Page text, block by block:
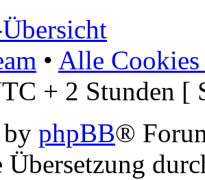
• Alle Cookies
+ 2 Stunden [
by phpBB®
Übersetzung